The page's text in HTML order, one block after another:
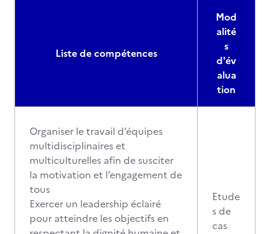
Liste de compétences
Mod
alité
s
d'év
alua
tion
Organiser le travail d’équipes
multidisciplinaires et
multiculturelles afin de susciter
la motivation et l’engagement de
tous
Exercer un leadership éclairé
pour atteindre les objectifs en
Etude
s de
cas